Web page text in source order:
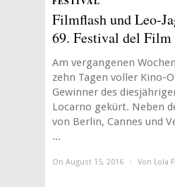
Filmflash und Leo-
69. Festival del
Am vergangenen
zehn Tagen voller Kino-
Gewinner des
Locarno gekürt. Neben
von Berlin, Cannes und
...
On August 15, 2016 / Von Lola